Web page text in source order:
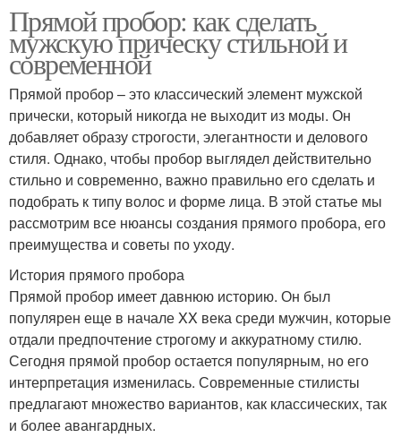
Прямой пробор: как сделать
мужскую прическу стильной и
современной
Прямой пробор – это классический элемент мужской
прически, который никогда не выходит из моды. Он
добавляет образу строгости, элегантности и делового
стиля. Однако, чтобы пробор выглядел действительно
стильно и современно, важно правильно его сделать и
подобрать к типу волос и форме лица. В этой статье мы
рассмотрим все нюансы создания прямого пробора, его
преимущества и советы по уходу.
История прямого пробора
Прямой пробор имеет давнюю историю. Он был
популярен еще в начале XX века среди мужчин, которые
отдали предпочтение строгому и аккуратному стилю.
Сегодня прямой пробор остается популярным, но его
интерпретация изменилась. Современные стилисты
предлагают множество вариантов, как классических, так
и более авангардных.